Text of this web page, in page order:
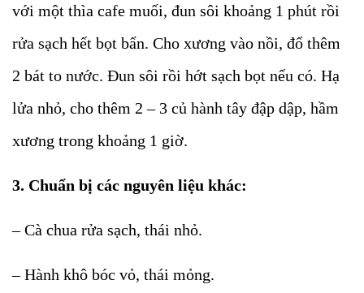
với một thìa cafe muối, đun sôi khoảng 1 phút rồi
rửa sạch hết bọt bẩn. Cho xương vào nồi, đổ thêm
2 bát to nước. Đun sôi rồi hớt sạch bọt nếu có. Hạ
lửa nhỏ, cho thêm 2 – 3 củ hành tây đập dập, hầm
xương trong khoảng 1 giờ.
3. Chuẩn bị các nguyên liệu khác:
– Cà chua rửa sạch, thái nhỏ.
– Hành khô bóc vỏ, thái mỏng.